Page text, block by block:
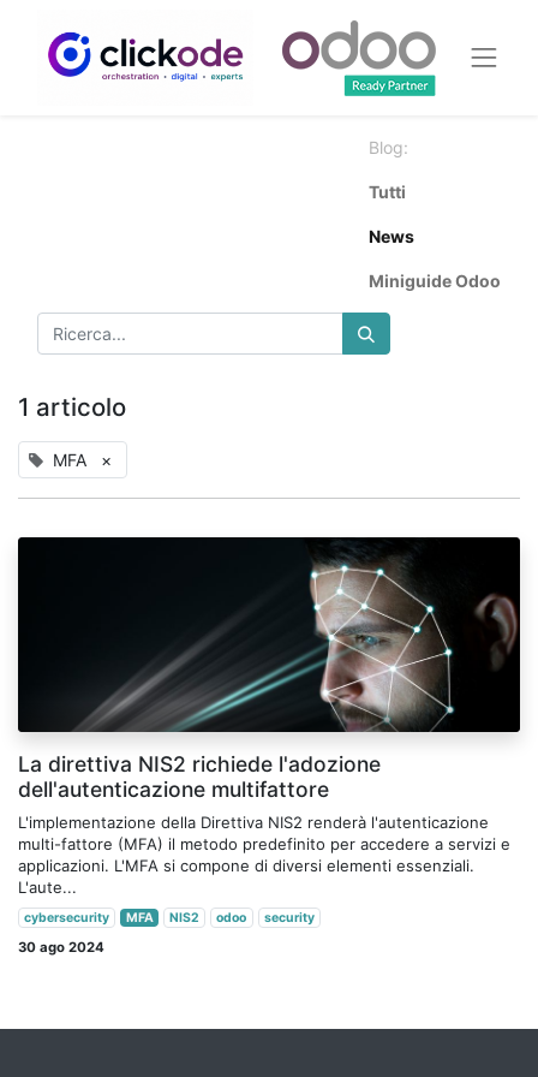
Blog:
Tutti
News
Miniguide Odoo
1 articolo
MFA ×
La direttiva NIS2 richiede l'adozione
dell'autenticazione multifattore
L'implementazione della Direttiva NIS2 renderà l'autenticazione
multi-fattore (MFA) il metodo predefinito per accedere a servizi e
applicazioni. L'MFA si compone di diversi elementi essenziali.
L'aute...
cybersecurity MFA NIS2 odoo security
30 ago 2024